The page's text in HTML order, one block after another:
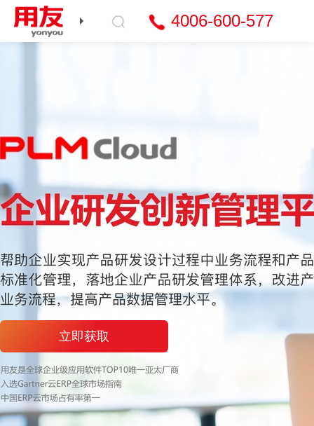
产品与服务 行业解决方案 智能财务
4006-600-577
立即获取